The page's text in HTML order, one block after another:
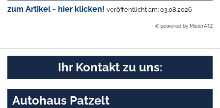
zum Artikel - hier klicken! veröffentlicht am: 03.08.2026
© powered by MisterATZ
Ihr Kontakt zu uns:
Autohaus Patzelt